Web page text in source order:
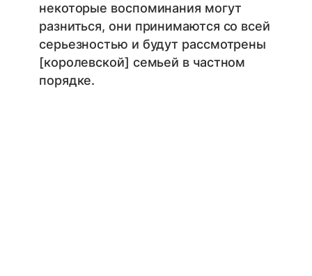
некоторые воспоминания могут
разниться, они принимаются со всей
серьезностью и будут рассмотрены
[королевской] семьей в частном
порядке.